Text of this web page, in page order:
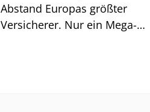
Abstand Europas größter
Versicherer. Nur ein Mega-